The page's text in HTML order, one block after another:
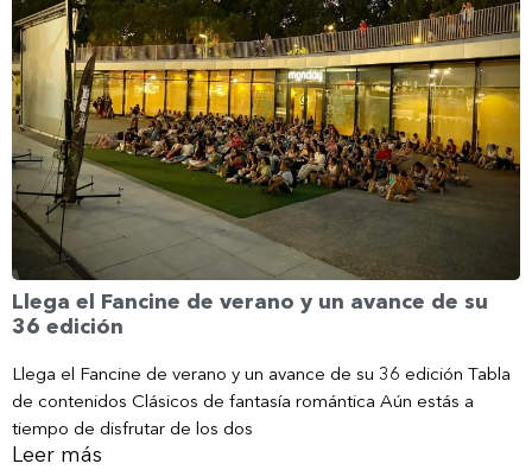
Llega el Fancine de verano y un avance de su
36 edición
Llega el Fancine de verano y un avance de su 36 edición Tabla
de contenidos Clásicos de fantasía romántica Aún estás a
tiempo de disfrutar de los dos
Leer más